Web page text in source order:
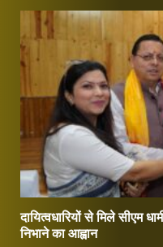
दायित्वधारियों से मिले सीएम
निभाने का आह्वान